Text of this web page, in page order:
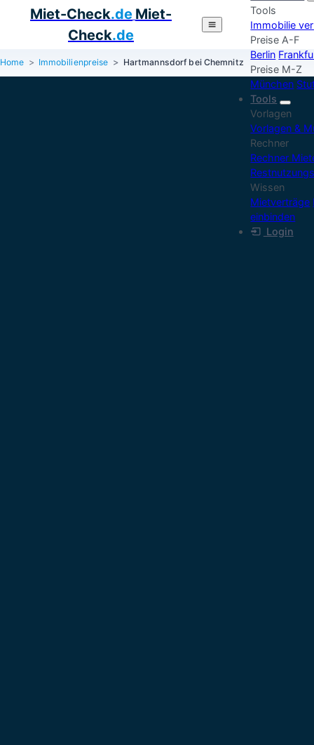
Miet-Check.de Miet-
Check.de
Tools
Immobilie
Preise A-F
Berlin
Preise M-Z
München
Tools
Vorlagen
Vorlagen &
Rechner
Rechner
Wissen
Mietverträge
einbinden
Login
Home Immobilienpreise Hartmannsdorf bei Chemnitz